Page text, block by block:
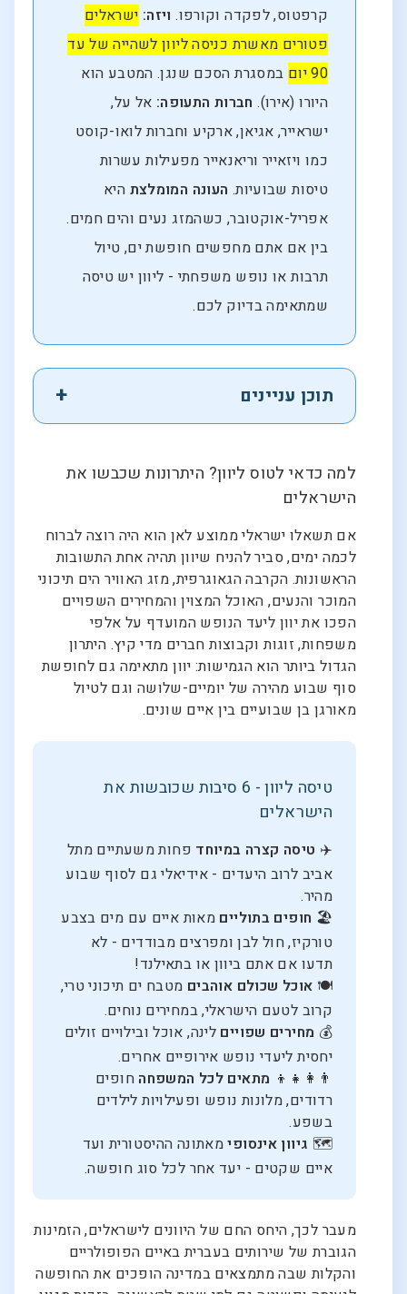
קרפטוס, לפקדה וקורפו. ויזה: ישראלים
פטורים מאשרת כניסה ליוון לשהייה של עד
90 יום
במסגרת הסכם שנגן. המטבע הוא
היורו (אירו). חברות התעופה: אל על,
ישראייר, אגיאן, ארקיע וחברות לואו-קוסט
כמו ויזאייר וריאנאייר מפעילות עשרות
טיסות שבועיות. העונה המומלצת היא
אפריל-אוקטובר, כשהמזג נעים והים חמים.
בין אם אתם מחפשים חופשת ים, טיול
תרבות או נופש משפחתי - ליוון יש טיסה
שמתאימה בדיוק לכם.
תוכן עניינים
למה כדאי לטוס ליוון? היתרונות שכבשו את
הישראלים
אם תשאלו ישראלי ממוצע לאן הוא היה רוצה לברוח
לכמה ימים, סביר להניח שיוון תהיה אחת התשובות
הראשונות. הקרבה הגאוגרפית, מזג האוויר הים תיכוני
המוכר והנעים, האוכל המצוין והמחירים השפויים
הפכו את יוון ליעד הנופש המועדף על אלפי
משפחות, זוגות וקבוצות חברים מדי קיץ. היתרון
הגדול ביותר הוא הגמישות: יוון מתאימה גם לחופשת
סוף שבוע מהירה של יומיים-שלושה וגם לטיול
מאורגן בן שבועיים בין איים שונים.
טיסה ליוון - 6 סיבות שכובשות את
הישראלים
✈️ טיסה קצרה במיוחד פחות משעתיים מתל
אביב לרוב היעדים - אידיאלי גם לסוף שבוע
מהיר.
🏖️ חופים בתוליים מאות איים עם מים בצבע
טורקיז, חול לבן ומפרצים מבודדים - לא
תדעו אם אתם ביוון או בתאילנד!
🍽️ אוכל שכולם אוהבים מטבח ים תיכוני טרי,
קרוב לטעם הישראלי, במחירים נוחים.
💰 מחירים שפויים לינה, אוכל ובילויים זולים
יחסית ליעדי נופש אירופיים אחרים.
👨‍👩‍👧‍👦 מתאים לכל המשפחה חופים
רדודים, מלונות נופש ופעילויות לילדים
בשפע.
🗺️ גיוון אינסופימאתונה ההיסטורית ועד
איים שקטים - יעד אחר לכל סוג חופשה.
מעבר לכך, היחס החם של היוונים לישראלים, הזמינות
הגוברת של שירותים בעברית באיים הפופולריים
והקלות שבה מתמצאים במדינה הופכים את החופשה